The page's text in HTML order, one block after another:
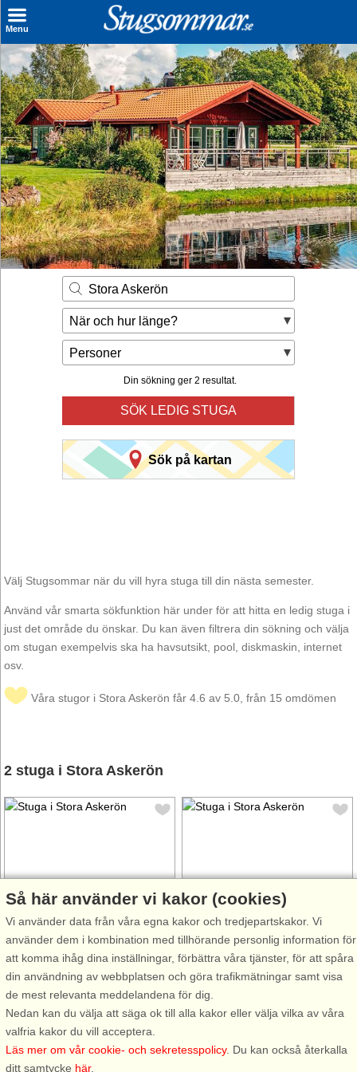
Menu
Sök stuga
Sista Minuten
Genvägar
Inspiration
Kontakt
Husägare
Se hur mycket du kan tjäna
Räkna ut din
hyresintäkt
Stora Askerön
När och hur länge?
Personer
Din sökning ger 2 resultat.
SÖK LEDIG STUGA
Sök på kartan
Välj Stugsommar när du vill hyra stuga till din nästa semester.
Använd vår smarta sökfunktion här under för att hitta en ledig stuga i
just det område du önskar. Du kan även filtrera din sökning och välja
om stugan exempelvis ska ha havsutsikt, pool, diskmaskin, internet
osv.
Våra stugor i Stora Askerön får 4.6 av 5.0, från 15 omdömen
2 stuga i Stora Askerön
Stugnr: 33446
Stora Askerön
6 personer, 47 m²
150 m till sjö/hav:.
Charmig, enkel gäststuga med
och havsnära läge på Stora
Askerön, i fjorden mellan Tjörn,
Stora Askerön
5 personer, 100 m²
500 m till sjö/hav:.
Hemtrevlig stuga med vackert
och havsnära läge på Stora
Askerön, i fjorden mellan Tjörn,
bor ni naturskönt och rofyllt
Så här använder vi kakor (cookies)
Vi använder data från våra egna kakor och tredjepartskakor. Vi
använder dem i kombination med tillhörande personlig information för
att komma ihåg dina inställningar, förbättra våra tjänster, för att spåra
din användning av webbplatsen och göra trafikmätningar samt visa
de mest relevanta meddelandena för dig.
Nedan kan du välja att säga ok till alla kakor eller välja vilka av våra
valfria kakor du vill acceptera.
Läs mer om vår cookie- och sekretesspolicy. Du kan också återkalla
ditt samtycke här.